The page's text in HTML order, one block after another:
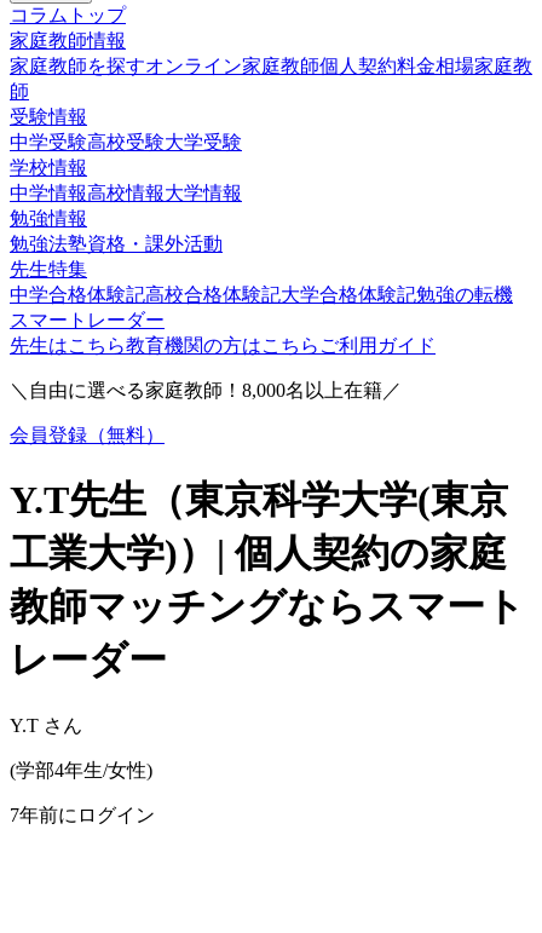
コラムトップ
家庭教師情報
家庭教師を探すオンライン家庭教師個人契約料金相場家庭教
師
受験情報
中学受験高校受験大学受験
学校情報
中学情報高校情報大学情報
勉強情報
勉強法塾資格・課外活動
先生特集
中学合格体験記高校合格体験記大学合格体験記勉強の転機
スマートレーダー
先生はこちら教育機関の方はこちら ご利用ガイド
＼自由に選べる家庭教師！ 8,000名以上在籍／
会員登録（無料）
Y.T先生（東京科学大学(東京
工業大学)）| 個人契約の家庭
教師マッチングならスマート
レーダー
Y.T さん
(学部4年生/女性)
7年前にログイン